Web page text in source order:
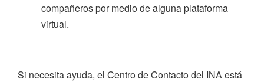
compañeros por medio de alguna plataforma
virtual.
Si necesita ayuda, el Centro de Contacto del INA está